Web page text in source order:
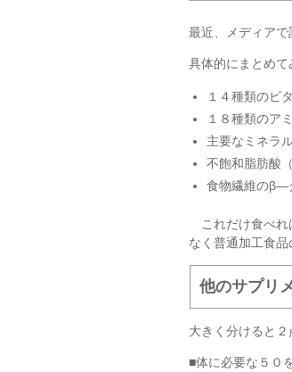
最近、メディア
具体的にまとめて
１４種類のビ
１８種類のア
主要なミネラ
不飽和脂肪酸
食物繊維のβ―
これだけ食べれ
なく普通加工食品
他のサプリ
大きく分けると２
■体に必要な５０